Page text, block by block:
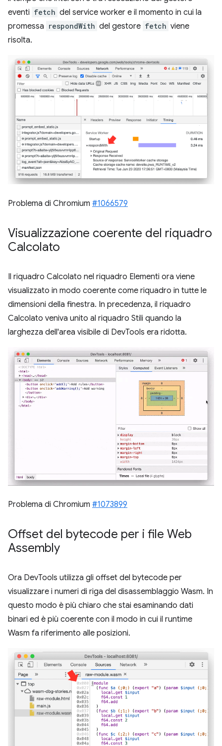
eventi fetch del service worker e il momento in cui la
promessa respondWith del gestore fetch viene
risolta.
Problema di Chromium #1066579
Visualizzazione coerente del riquadro
Calcolato
Il riquadro Calcolato nel riquadro Elementi ora viene
visualizzato in modo coerente come riquadro in tutte le
dimensioni della finestra. In precedenza, il riquadro
Calcolato veniva unito al riquadro Stili quando la
larghezza dell'area visibile di DevTools era ridotta.
Problema di Chromium #1073899
Offset del bytecode per i file Web
Assembly
Ora DevTools utilizza gli offset del bytecode per
visualizzare i numeri di riga del disassemblaggio Wasm. In
questo modo è più chiaro che stai esaminando dati
binari ed è più coerente con il modo in cui il runtime
Wasm fa riferimento alle posizioni.